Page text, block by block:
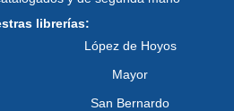
librerías:
López de Hoyos
Mayor
San Bernardo